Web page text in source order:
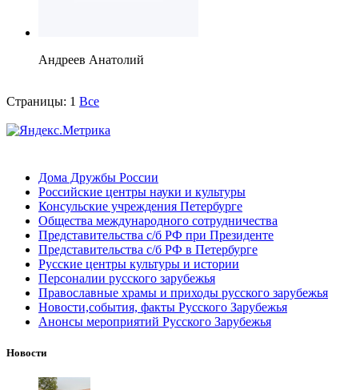
Андреев Анатолий
Страницы: 1 Все
Дома Дружбы России
Российские центры науки и культуры
Консульские учреждения Петербурге
Общества международного сотрудничества
Представительства с/б РФ при Президенте
Представительства с/б РФ в Петербурге
Русские центры культуры и истории
Персоналии русского зарубежья
Православные храмы и приходы русского зарубежья
Новости,события, факты Русского Зарубежья
Анонсы мероприятий Русского Зарубежья
Новости